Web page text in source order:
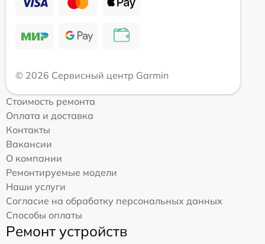
© 2026 Сервисный центр Garmin
Стоимость ремонта
Оплата и доставка
Контакты
Вакансии
О компании
Ремонтируемые модели
Наши услуги
Согласие на обработку персональных данных
Способы оплаты
Ремонт устройств